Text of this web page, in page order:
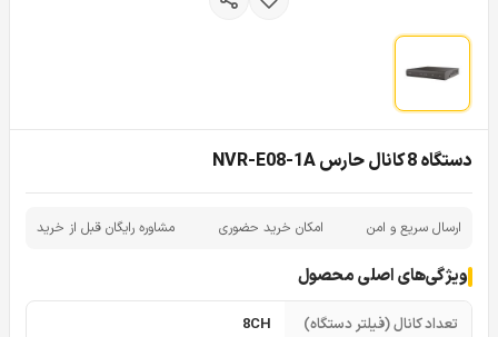
دستگاه 8 کانال حارس NVR-E08-1A
ارسال سریع و امن امکان خرید حضوری مشاوره رایگان قبل از خرید
ویژگی‌های اصلی محصول
تعداد کانال (فیلتر دستگاه) 8CH